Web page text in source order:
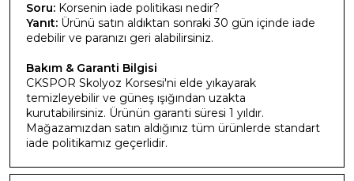
Soru: Korsenin iade politikası nedir?
Yanıt: Ürünü satın aldıktan sonraki 30 gün içinde iade
edebilir ve paranızı geri alabilirsiniz.
Bakım & Garanti Bilgisi
CKSPOR Skolyoz Korsesi'ni elde yıkayarak
temizleyebilir ve güneş ışığından uzakta
kurutabilirsiniz. Ürünün garanti süresi 1 yıldır.
Mağazamızdan satın aldığınız tüm ürünlerde standart
iade politikamız geçerlidir.